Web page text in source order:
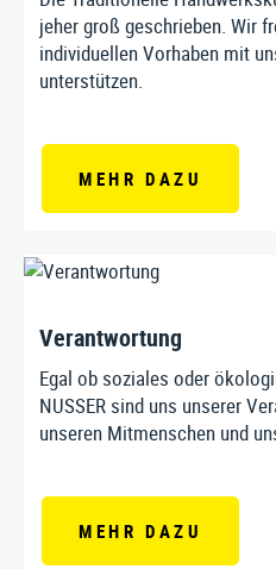
jeher groß geschrieben. Wir
individuellen Vorhaben mit
unterstützen.
MEHR DAZU
Verantwortung
Egal ob soziales oder
NUSSER sind uns unserer
unseren Mitmenschen und
MEHR DAZU